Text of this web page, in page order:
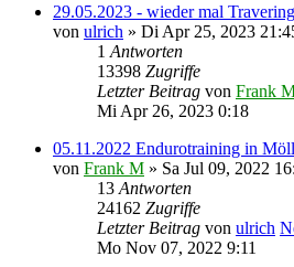
29.05.2023 - wieder mal Travering
von ulrich » Di Apr 25, 2023
1 Antworten
13398 Zugriffe
Letzter Beitrag von Frank
Mi Apr 26, 2023 0:18
05.11.2022 Endurotraining in
von Frank M » Sa Jul 09, 2022
13 Antworten
24162 Zugriffe
Letzter Beitrag von ulrich
Mo Nov 07, 2022 9:11